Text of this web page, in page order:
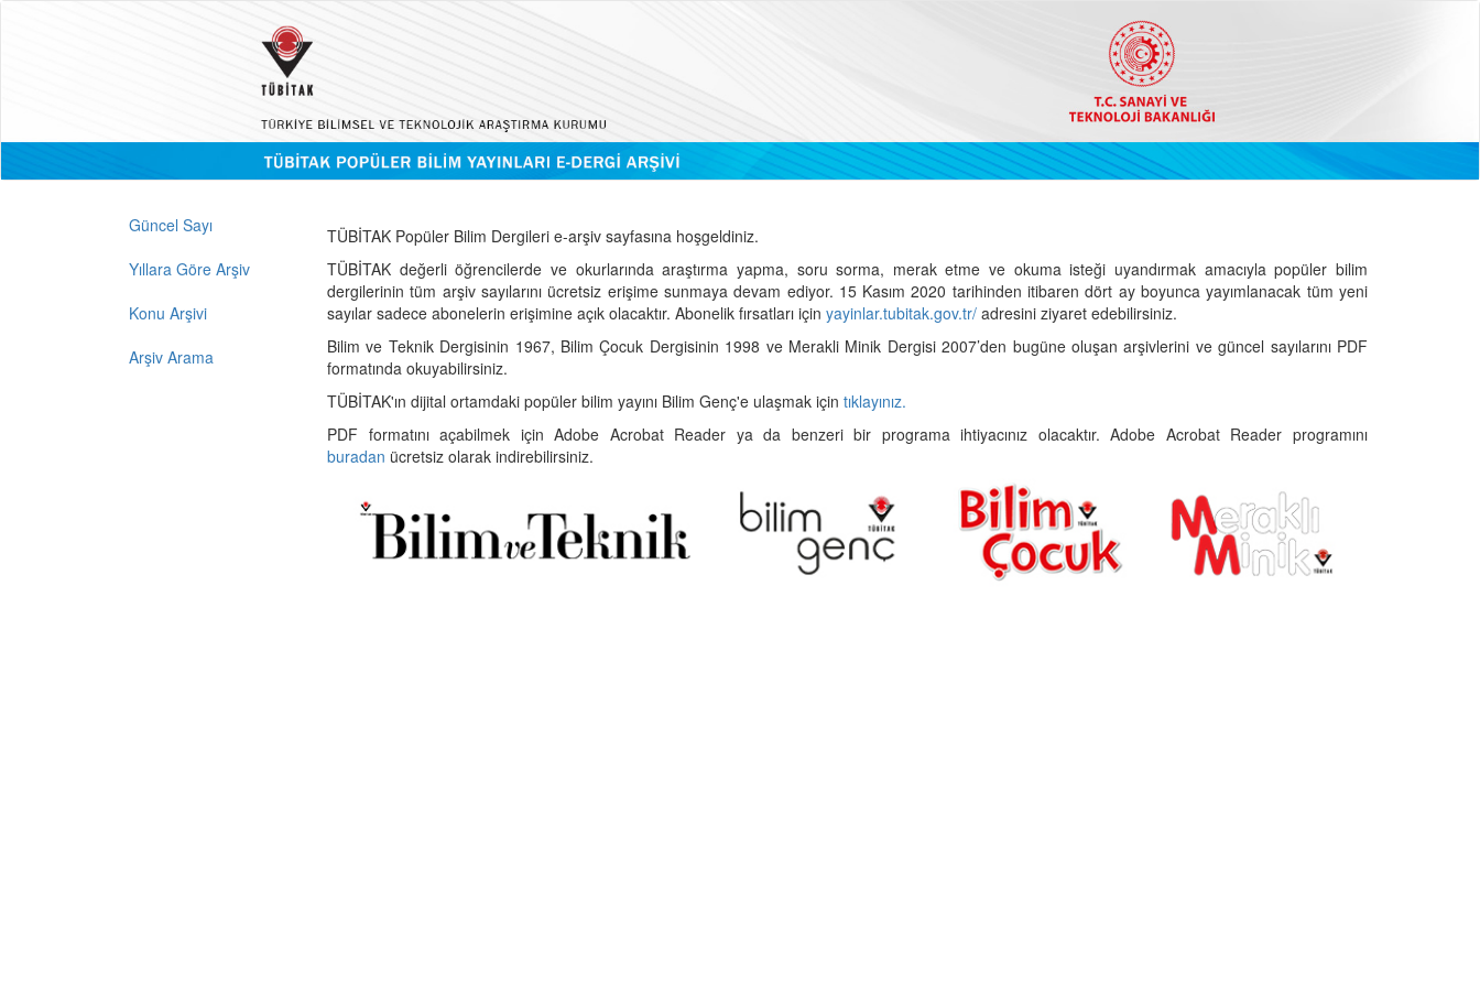
Güncel Sayı
Yıllara Göre Arşiv
Konu Arşivi
Arşiv Arama
TÜBİTAK Popüler Bilim Dergileri e-arşiv sayfasına hoşgeldiniz.
TÜBİTAK değerli öğrencilerde ve okurlarında araştırma yapma, soru sorma, merak etme ve okuma isteği uyandırmak amacıyla popüler bilim
dergilerinin tüm arşiv sayılarını ücretsiz erişime sunmaya devam ediyor. 15 Kasım 2020 tarihinden itibaren dört ay boyunca yayımlanacak tüm yeni
sayılar sadece abonelerin erişimine açık olacaktır. Abonelik fırsatları için yayinlar.tubitak.gov.tr/ adresini ziyaret edebilirsiniz.
Bilim ve Teknik Dergisinin 1967, Bilim Çocuk Dergisinin 1998 ve Merakli Minik Dergisi 2007’den bugüne oluşan arşivlerini ve güncel sayılarını PDF
formatında okuyabilirsiniz.
TÜBİTAK'ın dijital ortamdaki popüler bilim yayını Bilim Genç'e ulaşmak için tıklayınız.
PDF formatını açabilmek için Adobe Acrobat Reader ya da benzeri bir programa ihtiyacınız olacaktır. Adobe Acrobat Reader programını
buradan ücretsiz olarak indirebilirsiniz.